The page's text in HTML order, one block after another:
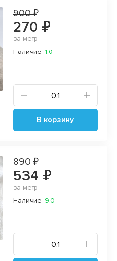
900 ₽
270 ₽
за метр
Наличие 1.0
В корзину
890 ₽
534 ₽
за метр
Наличие 9.0